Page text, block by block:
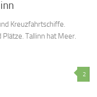
Kreuzfahrtschiffe.
Tallinn hat Meer.
2